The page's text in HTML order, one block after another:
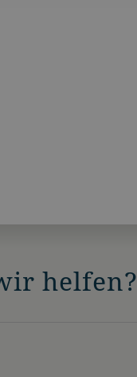
helfen?